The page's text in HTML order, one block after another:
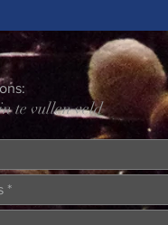
te vullen veld